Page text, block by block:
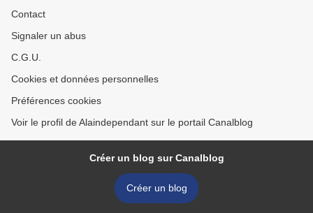
Contact
Signaler un abus
C.G.U.
Cookies et données personnelles
Préférences cookies
Voir le profil de Alaindependant sur le portail Canalblog
Créer un blog sur Canalblog
Créer un blog